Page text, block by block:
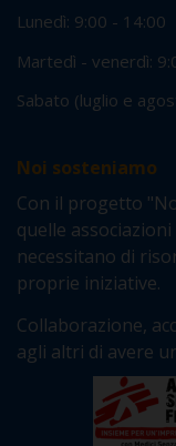
Lunedì: 9:00 - 14:00
Martedì - venerdì:
Sabato (luglio e
Noi sosteniamo
Con il progetto
quelle
necessitano di
proprie iniziative.
Collaborazione,
agli altri di avere